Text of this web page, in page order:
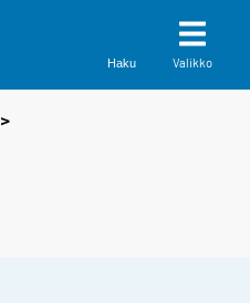
Haku Valikko
>